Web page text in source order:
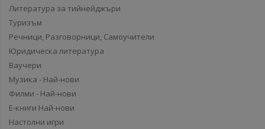
Литература за тийнейджъри
Туризъм
Речници, Разговорници, Самоучители
Юридическа литература
Ваучери
Музика - Най-нови
Филми - Най-нови
Е-книги Най-нови
Настолни игри